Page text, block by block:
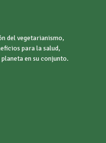
del vegetarianismo,
para la salud,
en su conjunto.